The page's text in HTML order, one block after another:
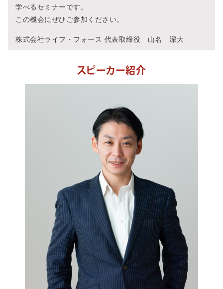
学べるセミナーです。
この機会にぜひご参加ください。
株式会社ライフ・フォース 代表取締役 山名 深大
スピーカー紹介